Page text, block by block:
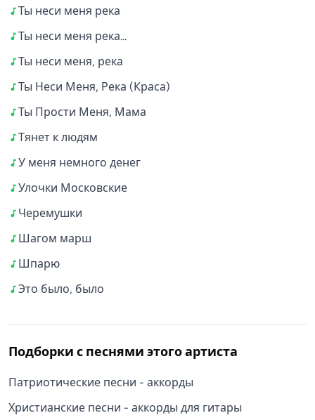
Ты неси меня река
Ты неси меня река...
Ты неси меня, река
Ты Неси Меня, Река (Краса)
Ты Прости Меня, Мама
Тянет к людям
У меня немного денег
Улочки Московские
Черемушки
Шагом марш
Шпарю
Это было, было
Подборки с песнями этого артиста
Патриотические песни - аккорды
Христианские песни - аккорды для гитары